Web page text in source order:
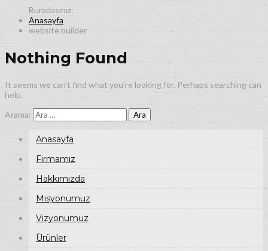
Anasayfa
website builder
Nothing Found
It seems we can’t find what you’re looking for. Perhaps searching can
help.
Arama:
Anasayfa
Firmamız
Hakkımızda
Misyonumuz
Vizyonumuz
Ürünler